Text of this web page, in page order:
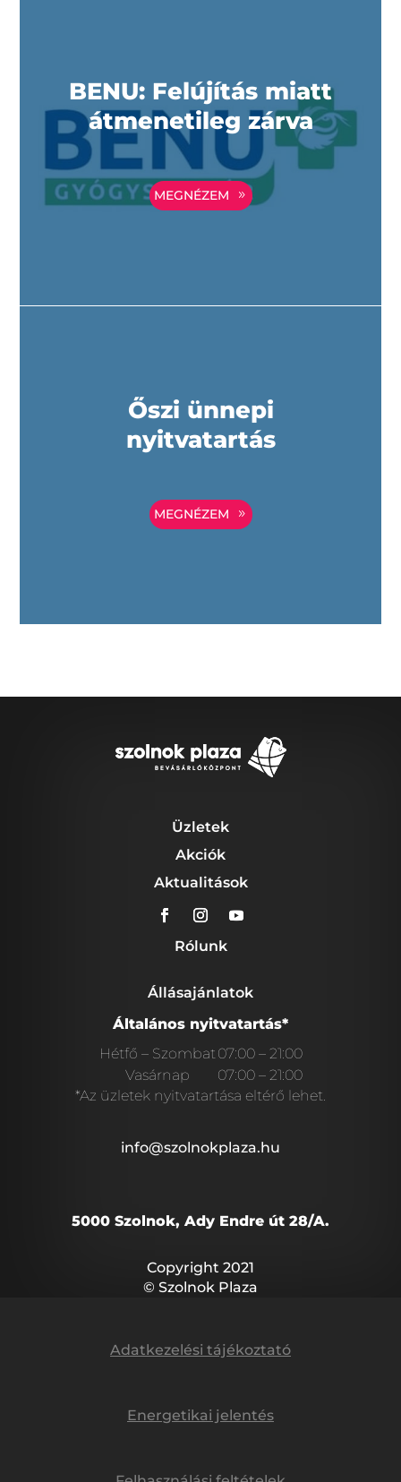
BENU: Felújítás miatt
átmenetileg zárva
MEGNÉZEM
Őszi ünnepi
nyitvatartás
MEGNÉZEM
Üzletek
Akciók
Aktualitások
Rólunk
Állásajánlatok
Általános nyitvatartás*
Hétfő – Szombat07:00 – 21:00
Vasárnap
07:00 – 21:00
*Az üzletek nyitvatartása eltérő lehet.
info@szolnokplaza.hu
5000 Szolnok, Ady Endre út 28/A.
Copyright 2021
© Szolnok Plaza
Adatkezelési tájékoztató
Energetikai jelentés